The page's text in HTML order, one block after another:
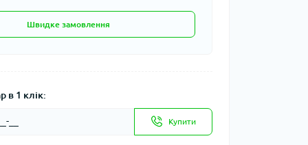
Швидке замовлення
в 1 клік:
Купити